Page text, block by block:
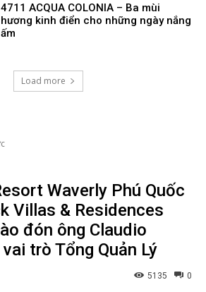
4711 ACQUA COLONIA – Ba mùi
hương kinh điển cho những ngày nắng
ấm
Load more